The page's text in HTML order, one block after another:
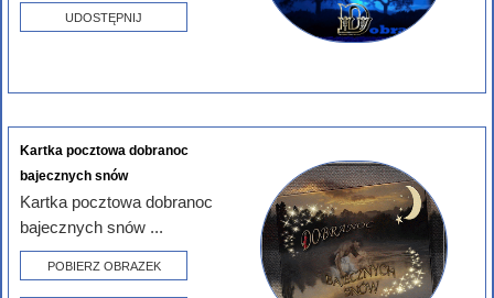
UDOSTĘPNIJ
Kartka pocztowa dobranoc
bajecznych snów
Kartka pocztowa dobranoc
bajecznych snów ...
POBIERZ OBRAZEK